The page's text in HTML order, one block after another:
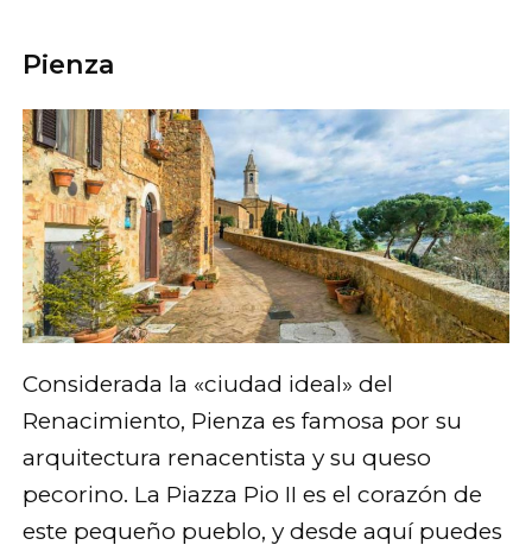
Pienza
Considerada la «ciudad ideal» del
Renacimiento, Pienza es famosa por su
arquitectura renacentista y su queso
pecorino. La Piazza Pio II es el corazón de
este pequeño pueblo, y desde aquí puedes